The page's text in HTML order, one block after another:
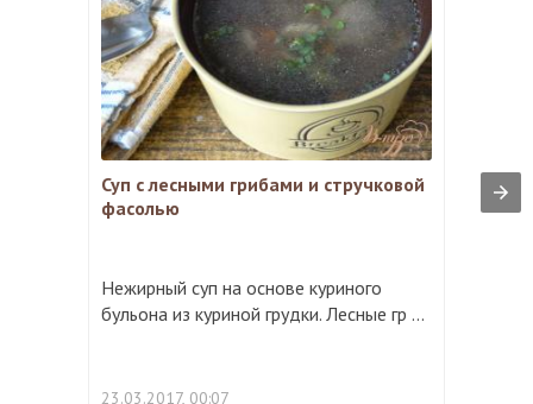
Суп с лесными грибами и стручковой
фасолью
Нежирный суп на основе куриного
бульона из куриной грудки. Лесные гр ...
23.03.2017, 00:07